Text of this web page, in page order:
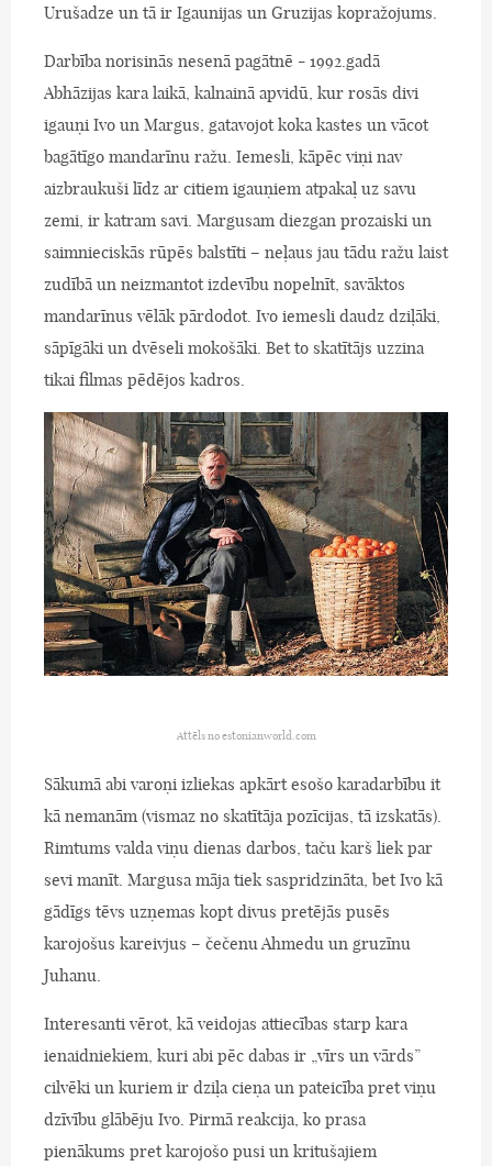
Urušadze un tā ir Igaunijas un Gruzijas kopražojums.
Darbība norisinās nesenā pagātnē - 1992.gadā
Abhāzijas kara laikā, kalnainā apvidū, kur rosās divi
igauņi Ivo un Margus, gatavojot koka kastes un vācot
bagātīgo mandarīnu ražu. Iemesli, kāpēc viņi nav
aizbraukuši līdz ar citiem igauņiem atpakaļ uz savu
zemi, ir katram savi. Margusam diezgan prozaiski un
saimnieciskās rūpēs balstīti – neļaus jau tādu ražu laist
zudībā un neizmantot izdevību nopelnīt, savāktos
mandarīnus vēlāk pārdodot. Ivo iemesli daudz dziļāki,
sāpīgāki un dvēseli mokošāki. Bet to skatītājs uzzina
tikai filmas pēdējos kadros.
Attēls no estonianworld.com
Sākumā abi varoņi izliekas apkārt esošo karadarbību it
kā nemanām (vismaz no skatītāja pozīcijas, tā izskatās).
Rimtums valda viņu dienas darbos, taču karš liek par
sevi manīt. Margusa māja tiek saspridzināta, bet Ivo kā
gādīgs tēvs uzņemas kopt divus pretējās pusēs
karojošus kareivjus – čečenu Ahmedu un gruzīnu
Juhanu.
Interesanti vērot, kā veidojas attiecības starp kara
ienaidniekiem, kuri abi pēc dabas ir „vīrs un vārds”
cilvēki un kuriem ir dziļa cieņa un pateicība pret viņu
dzīvību glābēju Ivo. Pirmā reakcija, ko prasa
pienākums pret karojošo pusi un kritušajiem